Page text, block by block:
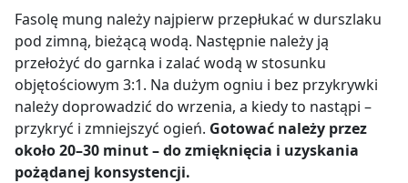
Fasolę mung należy najpierw przepłukać w durszlaku
pod zimną, bieżącą wodą. Następnie należy ją
przełożyć do garnka i zalać wodą w stosunku
objętościowym 3:1. Na dużym ogniu i bez przykrywki
należy doprowadzić do wrzenia, a kiedy to nastąpi –
przykryć i zmniejszyć ogień. Gotować należy przez
około 20–30 minut – do zmięknięcia i uzyskania
pożądanej konsystencji.